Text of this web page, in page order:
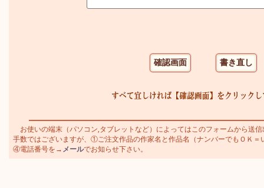
お使いの端末（パソコン,タブレットなど）によってはこのフォームから送
手数ではございますが、①ご注文作品の作家名と作品名（ナンバーでもＯＫ
④電話番号を→ メールでお知らせ下さい。